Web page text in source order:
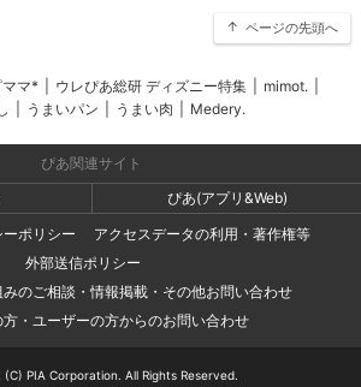
ページの先頭へ
マ* ウレぴあ総研 ディズニー特集 mimot.
うまいパン うまい肉 Medery.
ぴあ関連サイト
ぴあ(アプリ&Web)
ポリシー
アクセスデータの利用・著作権等
外部送信ポリシー
のご相談・情報掲載・その他お問い合わせ
・ユーザーの方からのお問い合わせ
PIA Corporation. All Rights Reserved.